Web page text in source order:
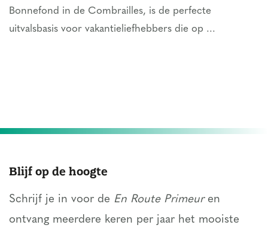
Bonnefond in de Combrailles, is de perfecte
uitvalsbasis voor vakantieliefhebbers die op ...
Blijf op de hoogte
Schrijf je in voor de En Route Primeuren
ontvang meerdere keren per jaar het mooiste